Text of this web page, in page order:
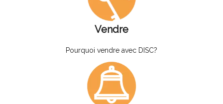
Vendre
Pourquoi vendre avec DISC?